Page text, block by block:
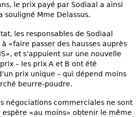
le prix payé par Sodiaal a ainsi
souligné Mme Delassus.
les responsables de Sodiaal
«faire passer des hausses auprès
et s’appuient sur une nouvelle
– les prix A et B ont été
prix unique – qui dépend moins
beurre-poudre.
négociations commerciales ne sont
espère «au moins» obtenir le même